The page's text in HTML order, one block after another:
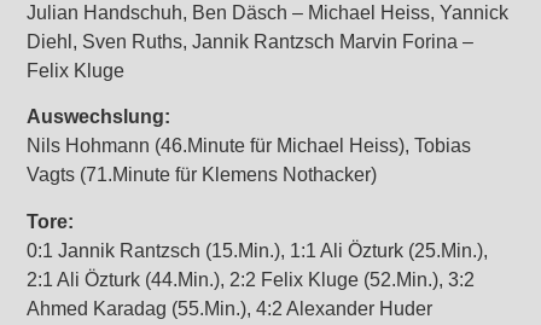
Julian Handschuh, Ben Däsch – Michael Heiss, Yannick
Diehl, Sven Ruths, Jannik Rantzsch Marvin Forina –
Felix Kluge
Auswechslung:
Nils Hohmann (46.Minute für Michael Heiss), Tobias
Vagts (71.Minute für Klemens Nothacker)
Tore:
0:1 Jannik Rantzsch (15.Min.), 1:1 Ali Özturk (25.Min.),
2:1 Ali Özturk (44.Min.), 2:2 Felix Kluge (52.Min.), 3:2
Ahmed Karadag (55.Min.), 4:2 Alexander Huder